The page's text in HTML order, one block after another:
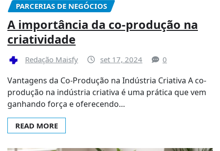
PARCERIAS DE NEGÓCIOS
A importância da co-produção na
criatividade
Redação Maisfy set 17, 2024 0
Vantagens da Co-Produção na Indústria Criativa A co-
produção na indústria criativa é uma prática que vem
ganhando força e oferecendo…
READ MORE